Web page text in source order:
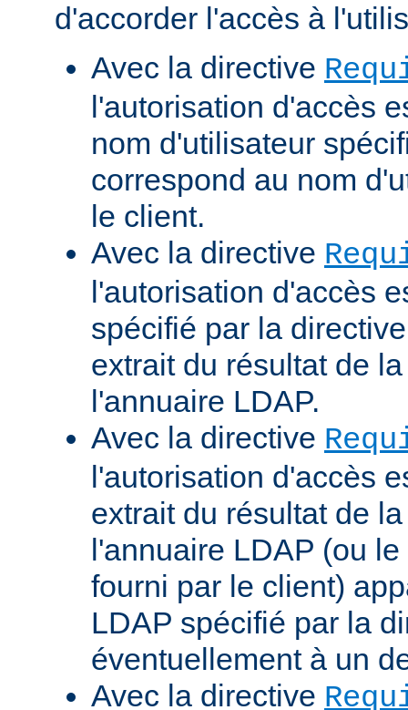
d'accorder l'accès à
Avec la directive
l'autorisation d'accès
nom d'utilisateur
correspond au nom
le client.
Avec la directive
l'autorisation d'accès
spécifié par la
extrait du résultat de
l'annuaire LDAP.
Avec la directive
l'autorisation d'accès
extrait du résultat de
l'annuaire LDAP (ou
fourni par le client)
LDAP spécifié par la
éventuellement à un
Avec la directive